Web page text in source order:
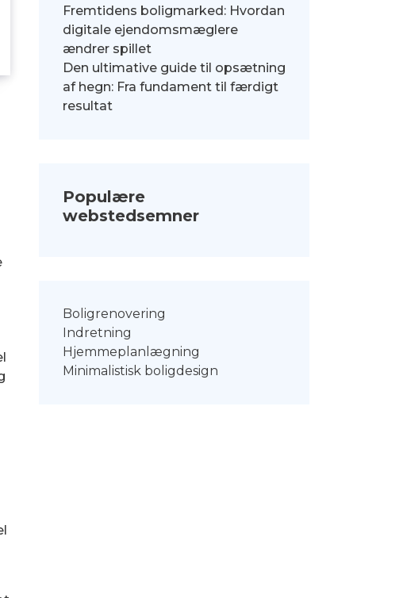
Fremtidens boligmarked: Hvordan
digitale ejendomsmæglere
ændrer spillet
Den ultimative guide til opsætning
af hegn: Fra fundament til færdigt
resultat
Populære
webstedsemner
Boligrenovering
Indretning
Hjemmeplanlægning
Minimalistisk boligdesign